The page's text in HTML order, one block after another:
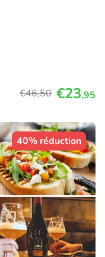
€46,50 €23,95
40% réduction